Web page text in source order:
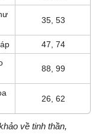
35, 53
47, 74
88, 99
26, 62
về tinh thần,